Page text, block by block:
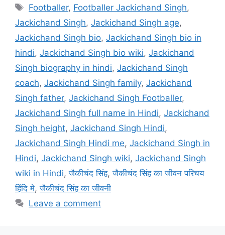
Tags
Footballer, Footballer Jackichand Singh,
Jackichand Singh, Jackichand Singh age,
Jackichand Singh bio, Jackichand Singh bio in
hindi, Jackichand Singh bio wiki, Jackichand
Singh biography in hindi, Jackichand Singh
coach, Jackichand Singh family, Jackichand
Singh father, Jackichand Singh Footballer,
Jackichand Singh full name in Hindi, Jackichand
Singh height, Jackichand Singh Hindi,
Jackichand Singh Hindi me, Jackichand Singh in
Hindi, Jackichand Singh wiki, Jackichand Singh
wiki in Hindi,जैकीचंद सिंह,जैकीचंद सिंह का जीवन परिचय
हिंदि मे,जैकीचंद सिंह का जीवनी
Leave a comment